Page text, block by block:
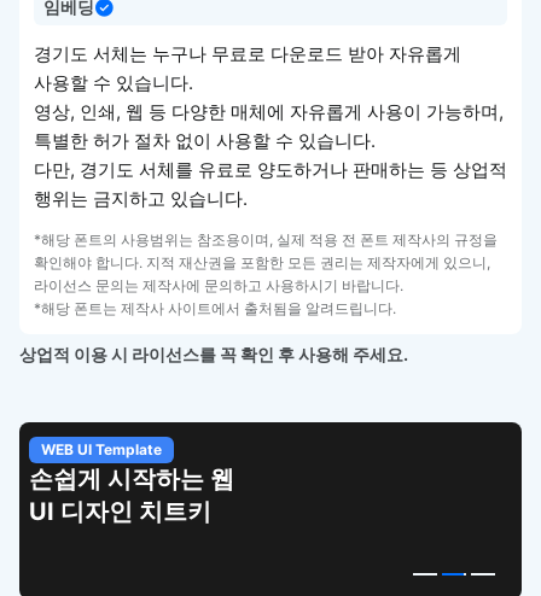
임베딩
경기도 서체는 누구나 무료로 다운로드 받아 자유롭게
사용할 수 있습니다.
영상, 인쇄, 웹 등 다양한 매체에 자유롭게 사용이 가능하며,
특별한 허가 절차 없이 사용할 수 있습니다.
다만, 경기도 서체를 유료로 양도하거나 판매하는 등 상업적
행위는 금지하고 있습니다.
*해당 폰트의 사용범위는 참조용이며, 실제 적용 전 폰트 제작사의 규정을
확인해야 합니다. 지적 재산권을 포함한 모든 권리는 제작자에게 있으니,
라이선스 문의는 제작사에 문의하고 사용하시기 바랍니다.
*해당 폰트는 제작사 사이트에서 출처됨을 알려드립니다.
상업적 이용 시 라이선스를 꼭 확인 후 사용해 주세요.
WEB UI Template
손쉽게 시작하는 웹
UI 디자인 치트키